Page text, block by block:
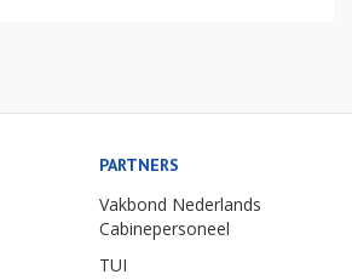
PARTNERS
Vakbond Nederlands
Cabinepersoneel
TUI